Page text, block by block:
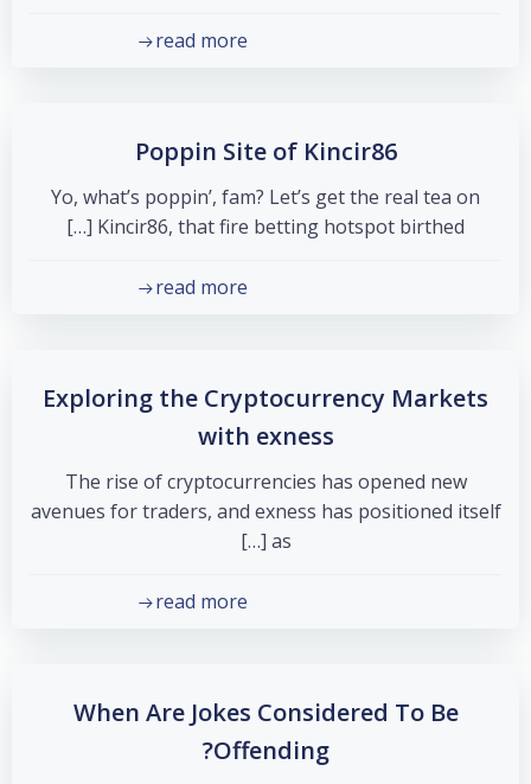
read more
Poppin Site of Kincir86
Yo, what’s poppin’, fam? Let’s get the real tea on
Kincir86, that fire betting hotspot birthed […]
read more
Exploring the Cryptocurrency Markets
with exness
The rise of cryptocurrencies has opened new
avenues for traders, and exness has positioned itself
as […]
read more
When Are Jokes Considered To Be
Offending?